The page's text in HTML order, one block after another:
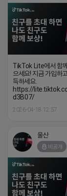
TikTok Lite에서 함
으세요! 지금 가입하
득하세요.
https://
d3B07/
2026-04-18 12:57
울산
비공개